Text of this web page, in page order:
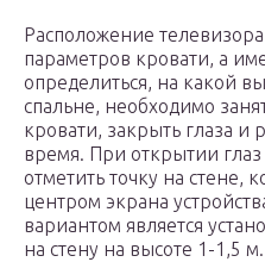
Расположение
параметров кровати, а
определиться, на какой
спальне, необходимо
кровати, закрыть глаза и
время. При открытии глаз
отметить точку на стене,
центром экрана
вариантом является
на стену на высоте 1-1,5 м.